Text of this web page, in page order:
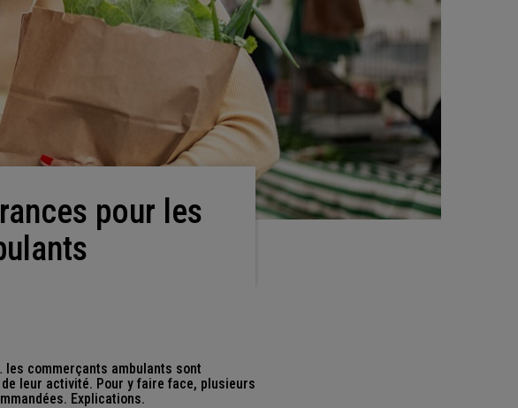
commerçants ambulants sont
leur activité. Pour y faire face, plusieurs
Explications.